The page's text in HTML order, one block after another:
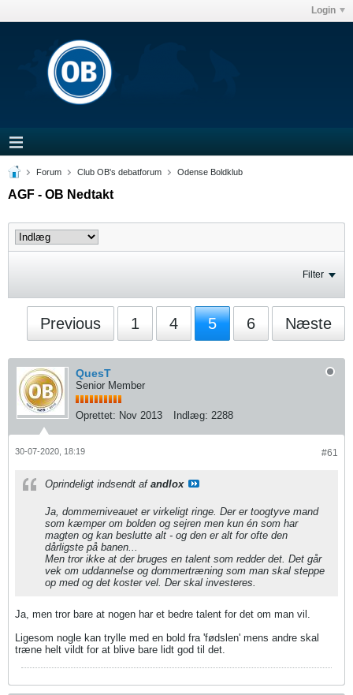
Login
Forum Club OB's debatforum Odense Boldklub
AGF - OB Nedtakt
Filter
Previous 1 4 5 6 Næste
QuesT
Senior Member
Oprettet: Nov 2013 Indlæg: 2288
#61
30-07-2020, 18:19
Oprindeligt indsendt af andlox
Ja, dommerniveauet er virkeligt ringe. Der er toogtyve mand
som kæmper om bolden og sejren men kun én som har
magten og kan beslutte alt - og den er alt for ofte den
dårligste på banen...
Men tror ikke at der bruges en talent som redder det. Det går
vek om uddannelse og dommertræning som man skal steppe
op med og det koster vel. Der skal investeres.
Ja, men tror bare at nogen har et bedre talent for det om man vil.
Ligesom nogle kan trylle med en bold fra 'fødslen' mens andre skal
træne helt vildt for at blive bare lidt god til det.